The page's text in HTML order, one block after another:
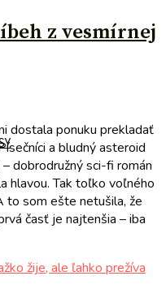
z vesmírnej
dostala ponuku prekladať
a bludný asteroid
dobrodružný sci-fi román
hlavou. Tak toľko voľného
to som ešte netušila, že
časť je najtenšia – iba